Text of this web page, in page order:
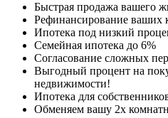
Быстрая продажа вашего
Рефинансирование ваших
Ипотека под низкий
Семейная ипотека до 6%
Согласование сложных
Выгодный процент на
недвижимости!
Ипотека для
Обменяем вашу 2х